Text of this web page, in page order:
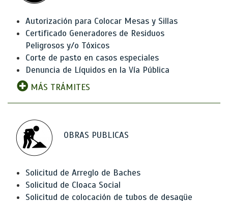
Autorización para Colocar Mesas y Sillas
Certificado Generadores de Residuos
Peligrosos y/o Tóxicos
Corte de pasto en casos especiales
Denuncia de Líquidos en la Vía Pública
MÁS TRÁMITES
OBRAS PUBLICAS
Solicitud de Arreglo de Baches
Solicitud de Cloaca Social
Solicitud de colocación de tubos de desagüe